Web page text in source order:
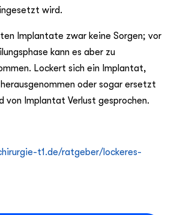
wird.
Implantate zwar keine Sorgen; vor
kann es aber zu
Lockert sich ein Implantat,
oder sogar ersetzt
von Implantat Verlust gesprochen.
t1.de/ratgeber/lockeres-